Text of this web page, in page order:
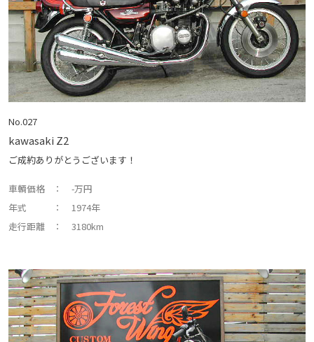
No.027
kawasaki Z2
ご成約ありがとうございます！
車輌価格
： -万円
年式
： 1974年
走行距離
： 3180km